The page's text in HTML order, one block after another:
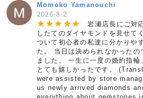
Momoko Yamanouchi
2026-8-2
★★★ ★★
岩瀬店長にご対
したてのダイヤモンドを見せて
ついて初心者の私達に分かりや
た。 当日は決められなかった
ました。 一生に一度の婚約指
とても嬉しかったです。
were assisted by store
us newly arrived diamonds